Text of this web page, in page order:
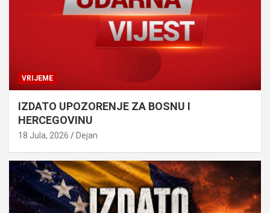
VRIJEME
IZDATO UPOZORENJE ZA BOSNU I
HERCEGOVINU
18 Jula, 2026 Dejan